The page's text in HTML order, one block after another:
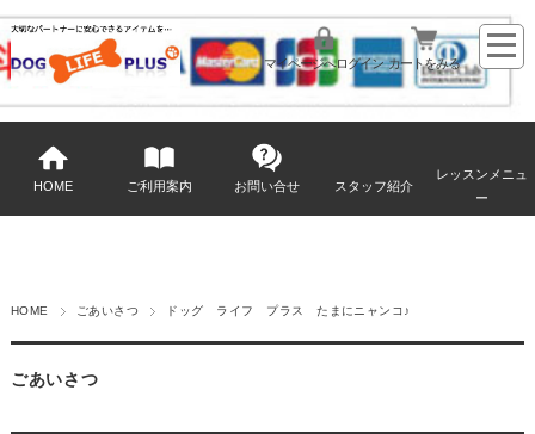
マイページへログイン カートをみる
HOME ご利用案内 お問い合せ スタッフ紹介
レッスンメニュ
ー
HOME ごあいさつ ドッグ ライフ プラス たまにニャンコ♪
ごあいさつ